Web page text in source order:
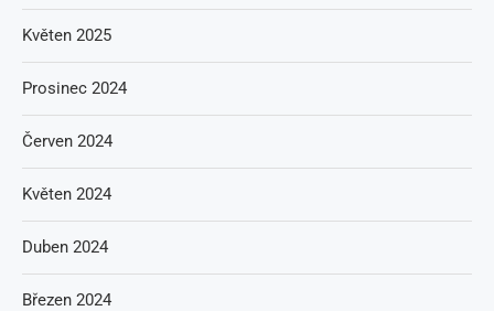
Květen 2025
Prosinec 2024
Červen 2024
Květen 2024
Duben 2024
Březen 2024